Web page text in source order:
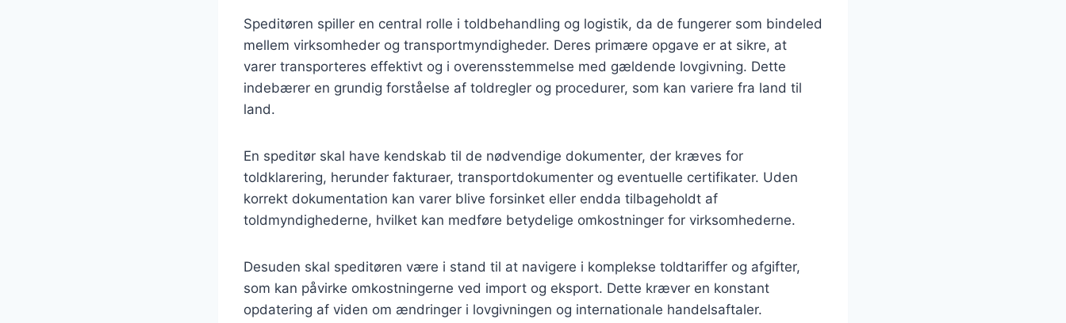
Speditøren spiller en central rolle i toldbehandling og logistik, da de fungerer som bindeled
mellem virksomheder og transportmyndigheder. Deres primære opgave er at sikre, at
varer transporteres effektivt og i overensstemmelse med gældende lovgivning. Dette
indebærer en grundig forståelse af toldregler og procedurer, som kan variere fra land til
land.
En speditør skal have kendskab til de nødvendige dokumenter, der kræves for
toldklarering, herunder fakturaer, transportdokumenter og eventuelle certifikater. Uden
korrekt dokumentation kan varer blive forsinket eller endda tilbageholdt af
toldmyndighederne, hvilket kan medføre betydelige omkostninger for virksomhederne.
Desuden skal speditøren være i stand til at navigere i komplekse toldtariffer og afgifter,
som kan påvirke omkostningerne ved import og eksport. Dette kræver en konstant
opdatering af viden om ændringer i lovgivningen og internationale handelsaftaler.